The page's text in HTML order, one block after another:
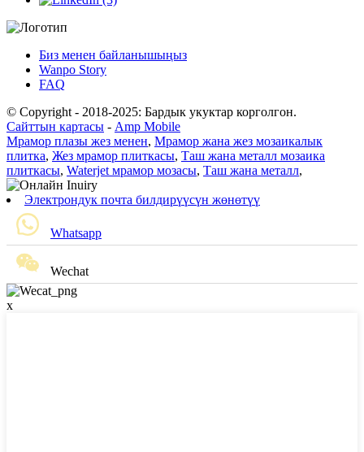
Биз менен байланышыңыз
Wanpo Story
FAQ
© Copyright - 2018-2025: Бардык укуктар корголгон.
Сайттын картасы - Amp Mobile
Мрамор плазы жез менен, Мрамор жана жез мозаикалык
плитка, Жез мрамор плиткасы, Таш жана металл мозаика
плиткасы, Waterjet мрамор мозасы, Таш жана металл,
Электрондук почта билдирүүсүн жөнөтүү
Whatsapp
Wechat
x